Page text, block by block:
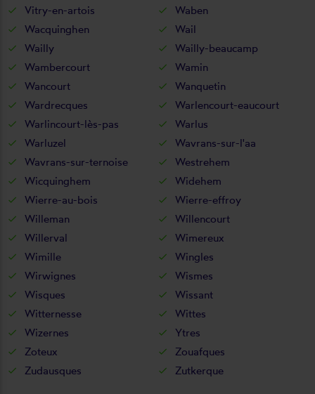
Vitry-en-artois
Waben
Wacquinghen
Wail
Wailly
Wailly-beaucamp
Wambercourt
Wamin
Wancourt
Wanquetin
Wardrecques
Warlencourt-eaucourt
Warlincourt-lès-pas
Warlus
Warluzel
Wavrans-sur-l'aa
Wavrans-sur-ternoise
Westrehem
Wicquinghem
Widehem
Wierre-au-bois
Wierre-effroy
Willeman
Willencourt
Willerval
Wimereux
Wimille
Wingles
Wirwignes
Wismes
Wisques
Wissant
Witternesse
Wittes
Wizernes
Ytres
Zoteux
Zouafques
Zudausques
Zutkerque